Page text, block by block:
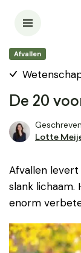
Afvallen
De 20
Lotte
Afvallen
slank lichaam.
enorm